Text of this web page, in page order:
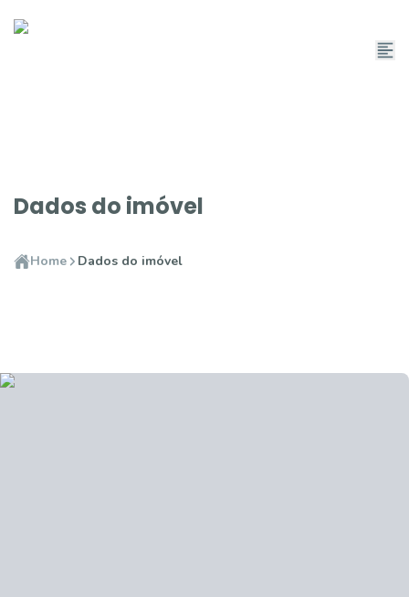
Dados do imóvel
Home Dados do imóvel